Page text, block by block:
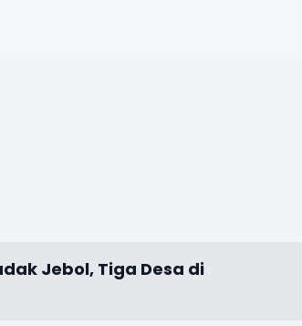
Jebol, Tiga Desa di